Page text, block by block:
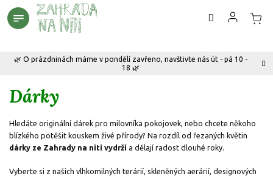
Přejít
na
🌿 O prázdninách máme v pondělí zavřeno, navštivte nás út - pá 10 -
18 🌿
Dárky
Hledáte originální dárek pro milovníka pokojovek, nebo chcete někoho
blízkého potěšit kouskem živé přírody? Na rozdíl od řezaných květin
dárky ze Zahrady na niti vydrží a dělají radost dlouhé roky.
Vyberte si z našich vlhkomilných terárií, skleněných aerárií, designových